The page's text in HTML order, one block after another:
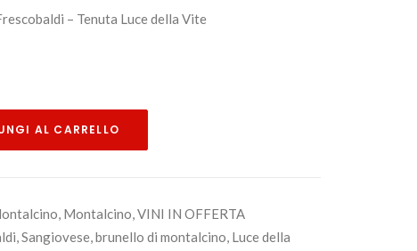
– Tenuta Luce della Vite
AL CARRELLO
, Montalcino,VINI IN OFFERTA
,Sangiovese,brunello di montalcino, Luce della